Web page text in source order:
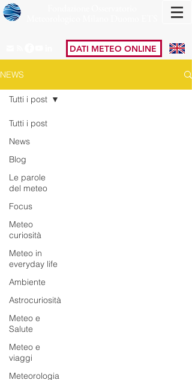
DATI METEO ONLINE
NEWS
Tutti i post
News
Blog
Le parole
del meteo
Focus
Meteo
curiosità
Meteo in
everyday life
Ambiente
Astrocuriosità
Meteo e
Salute
Meteo e
viaggi
Meteorologia
Tutti i post